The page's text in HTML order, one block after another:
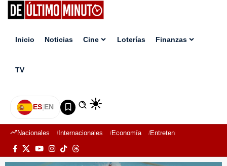
Inicio Noticias Cine Loterías Finanzas
TV
ES|EN
Nacionales Internacionales Economía Entretenimiento